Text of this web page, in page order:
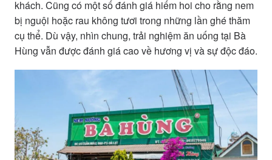
khách. Cũng có một số đánh giá hiếm hoi cho rằng nem
bị nguội hoặc rau không tươi trong những lần ghé thăm
cụ thể. Dù vậy, nhìn chung, trải nghiệm ăn uống tại Bà
Hùng vẫn được đánh giá cao về hương vị và sự độc đáo.